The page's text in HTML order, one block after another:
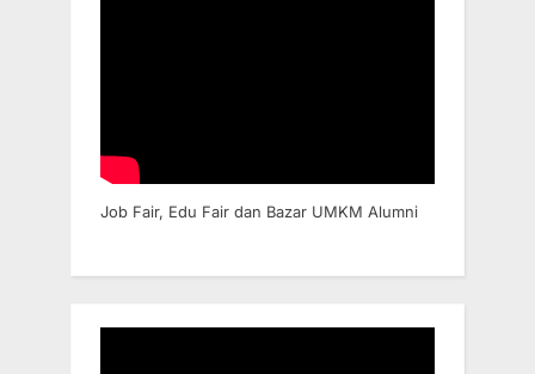
Job Fair, Edu Fair dan Bazar UMKM Alumni